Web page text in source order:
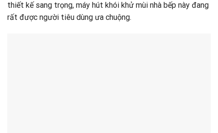
thiết kế sang trọng, máy hút khói khử mùi nhà bếp này đang
rất được người tiêu dùng ưa chuộng.